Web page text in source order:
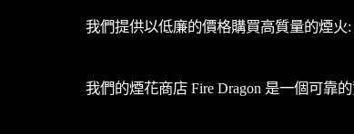
我們提供以低廉的價格購買高質量的煙火:
我們的煙花商店 Fire Dragon 是一個可靠